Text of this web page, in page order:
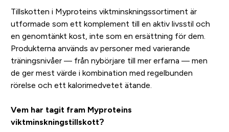
Tillskotten i Myproteins viktminskningssortiment är
utformade som ett komplement till en aktiv livsstil och
en genomtänkt kost, inte som en ersättning för dem.
Produkterna används av personer med varierande
träningsnivåer — från nybörjare till mer erfarna — men
de ger mest värde i kombination med regelbunden
rörelse och ett kalorimedvetet ätande.
Vem har tagit fram Myproteins
viktminskningstillskott?